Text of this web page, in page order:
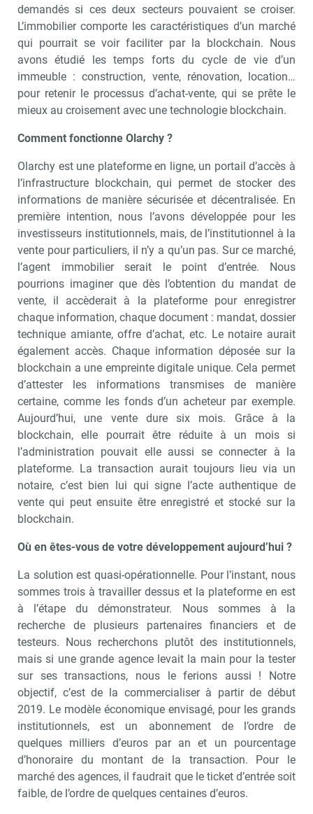
demandés si ces deux secteurs pouvaient se croiser.
L’immobilier comporte les caractéristiques d’un marché
qui pourrait se voir faciliter par la blockchain. Nous
avons étudié les temps forts du cycle de vie d’un
immeuble : construction, vente, rénovation, location…
pour retenir le processus d’achat-vente, qui se prête le
mieux au croisement avec une technologie blockchain.
Comment fonctionne Olarchy ?
Olarchy est une plateforme en ligne, un portail d’accès à
l’infrastructure blockchain, qui permet de stocker des
informations de manière sécurisée et décentralisée. En
première intention, nous l’avons développée pour les
investisseurs institutionnels, mais, de l’institutionnel à la
vente pour particuliers, il n’y a qu’un pas. Sur ce marché,
l’agent immobilier serait le point d’entrée. Nous
pourrions imaginer que dès l’obtention du mandat de
vente, il accèderait à la plateforme pour enregistrer
chaque information, chaque document : mandat, dossier
technique amiante, offre d’achat, etc. Le notaire aurait
également accès. Chaque information déposée sur la
blockchain a une empreinte digitale unique. Cela permet
d’attester les informations transmises de manière
certaine, comme les fonds d’un acheteur par exemple.
Aujourd’hui, une vente dure six mois. Grâce à la
blockchain, elle pourrait être réduite à un mois si
l’administration pouvait elle aussi se connecter à la
plateforme. La transaction aurait toujours lieu via un
notaire, c’est bien lui qui signe l’acte authentique de
vente qui peut ensuite être enregistré et stocké sur la
blockchain.
Où en êtes-vous de votre développement aujourd’hui ?
La solution est quasi-opérationnelle. Pour l’instant, nous
sommes trois à travailler dessus et la plateforme en est
à l’étape du démonstrateur. Nous sommes à la
recherche de plusieurs partenaires financiers et de
testeurs. Nous recherchons plutôt des institutionnels,
mais si une grande agence levait la main pour la tester
sur ses transactions, nous le ferions aussi ! Notre
objectif, c’est de la commercialiser à partir de début
2019. Le modèle économique envisagé, pour les grands
institutionnels, est un abonnement de l’ordre de
quelques milliers d’euros par an et un pourcentage
d’honoraire du montant de la transaction. Pour le
marché des agences, il faudrait que le ticket d’entrée soit
faible, de l’ordre de quelques centaines d’euros.